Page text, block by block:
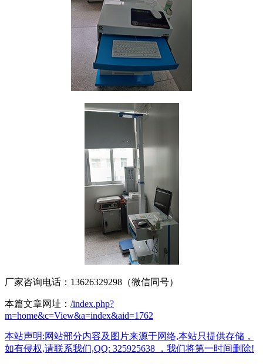
厂家咨询电话：13626329298（微信同号）
本篇文章网址： /index.php?
m=home&c=View&a=index&aid=1762
本站声明:网站部分内容及图片来源于网络,本站只提供存储，
如有侵权,请联系我们,QQ: 325925638 ，我们将第一时间删除!